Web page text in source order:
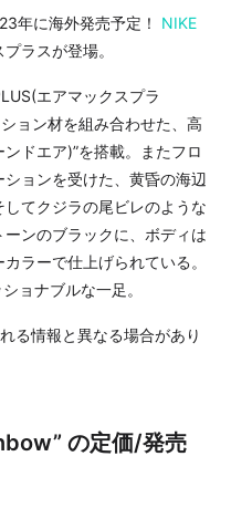
年に海外発売予定！ NIKE
ラスが登場。
エアマックスプラ
ョン材を組み合わせた、高
ドエア)”を搭載。またフロ
ョンを受けた、黄昏の海辺
てクジラの尾ビレのような
ンのブラックに、ボディは
ラーで仕上げられている。
ョナブルな一足。
る情報と異なる場合があり
の定価/発売